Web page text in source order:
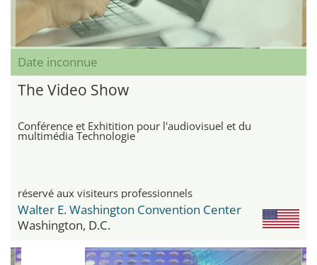
Date inconnue
The Video Show
Conférence et Exhitition pour l'audiovisuel et du
multimédia Technologie
réservé aux visiteurs professionnels
Walter E. Washington Convention Center
Washington, D.C.